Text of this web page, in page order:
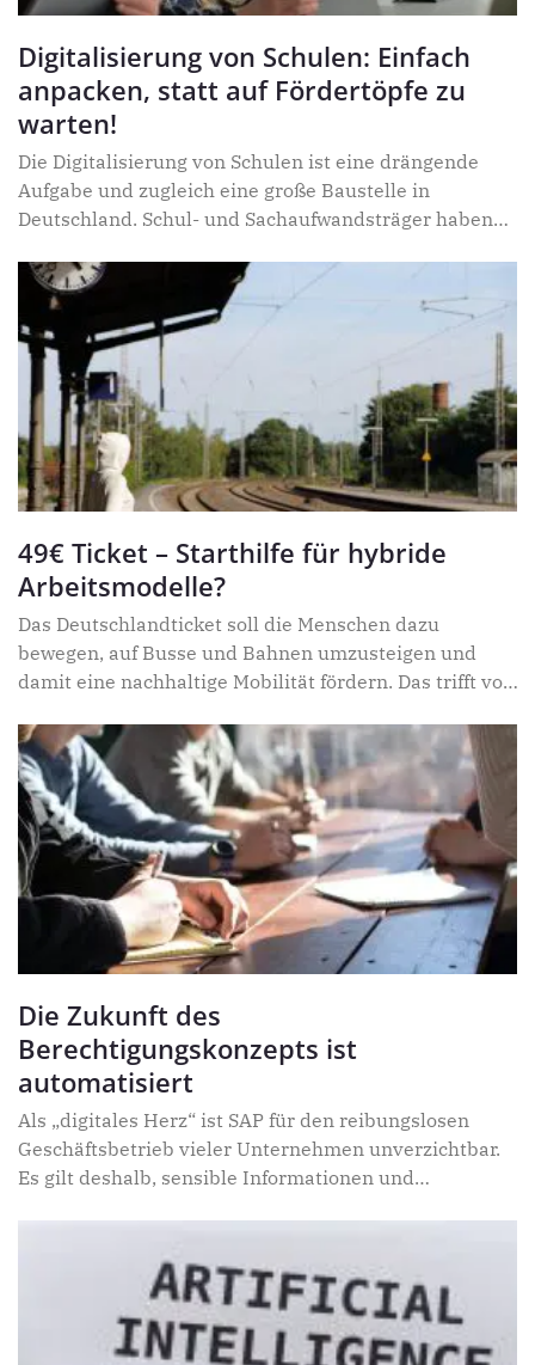
Digitalisierung von Schulen: Einfach
anpacken, statt auf Fördertöpfe zu
warten!
Die Digitalisierung von Schulen ist eine drängende
Aufgabe und zugleich eine große Baustelle in
Deutschland. Schul- und Sachaufwandsträger haben
wenn es um die Umsetzung geht. Eine der größten
Herausforderungen ist sicherlich die Finanzierung.
Denn für die kommunalen Haushalte stellen die
digitale Ausstattung und schnelles Internet an
Schulen neben dem Bau und Unterhalt der Gebäude
einen der größten Ausgabenposten dar. Von der Politik
aufgelegte Förderprogramme forcieren die
Digitalisierung zwar. Aber komplizierte Auflagen,
mangelnde Planungssicherheit oder fehlendes IT-
Hürden. Trotzdem kann Digitalisierung gelingen – mit
Eigeninitiative und nachhaltigen
Finanzierungskonzepten.
49€ Ticket – Starthilfe für hybride
Arbeitsmodelle?
Das Deutschlandticket soll die Menschen dazu
bewegen, auf Busse und Bahnen umzusteigen und
damit eine nachhaltige Mobilität fördern. Das trifft vor
Auswertung von Mobilitätsdaten des
Mobilfunkanbieters O2 Telefónica zeigt, dass sich das
49-Euro-Ticket bereits positiv auf das
Verkehrsaufkommen in Deutschland auswirkt.
Die Zukunft des
Berechtigungskonzepts ist
automatisiert
Als „digitales Herz“ ist SAP für den reibungslosen
Geschäftsbetrieb vieler Unternehmen unverzichtbar.
Es gilt deshalb, sensible Informationen und
Risiken. Doch viele Unternehmen scheuen den
Aufwand für ein professionelles Rollen- und
Berechtigungskonzept und riskieren damit eine offene
Flanke in ihrem SAP-System. Automatisierte